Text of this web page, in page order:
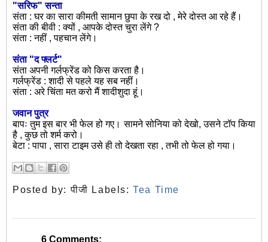
"सरिफ" सन्ता
संता : घर का सारा कीमती सामान छुपा के रख दो , मेरे दोस्त आ रहे हैं।
संता की बीवी : क्यों , आपके दोस्त चुरा लेंगे ?
संता : नहीं , पहचान लेंगे।
संता "द फ्लर्ट"
संता अपनी गर्लफ्रेंड को किस करता है।
गर्लफ्रेंड : शादी से पहले यह सब नहीं।
संता : अरे चिंता मत करो मैं शादीशुदा हूं।
जवान पुत्र
बापः तुम इस बार भी फेल हो गए। सामने सोनिया को देखो, उसने टॉप किया
है , कुछ तो शर्म करो।
बेटा : पापा , सारा टाइम उसे ही तो देखता रहा , तभी तो फेल हो गया।
Posted by:पीजी Labels:Tea Time
6 Comments: